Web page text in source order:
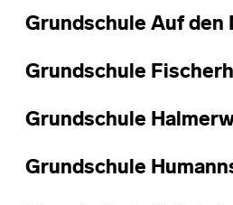
Grundschule Auf den
Grundschule
Grundschule
Grundschule